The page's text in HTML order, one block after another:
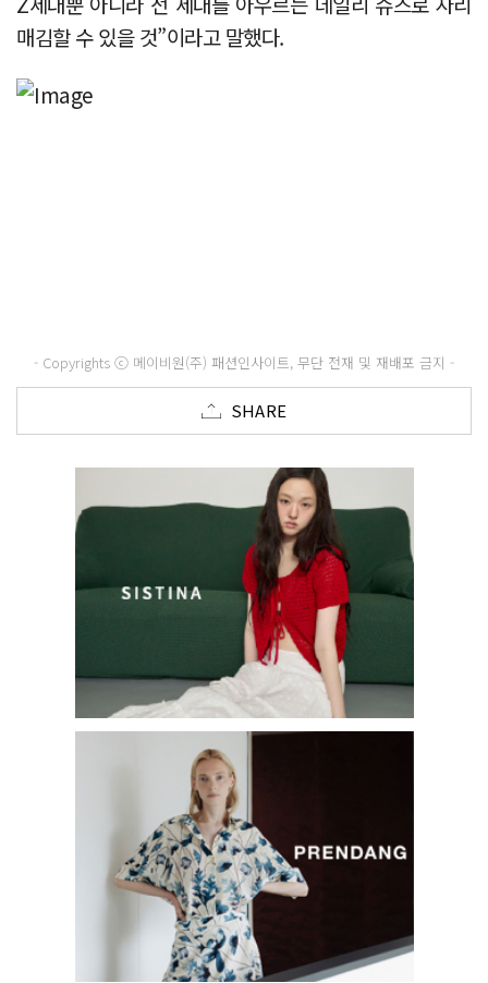
매김할 수 있을 것”이라고 말했다.
- Copyrights ⓒ 메이비원(주) 패션인사이트, 무단 전재 및 재배포 금지 -
SHARE